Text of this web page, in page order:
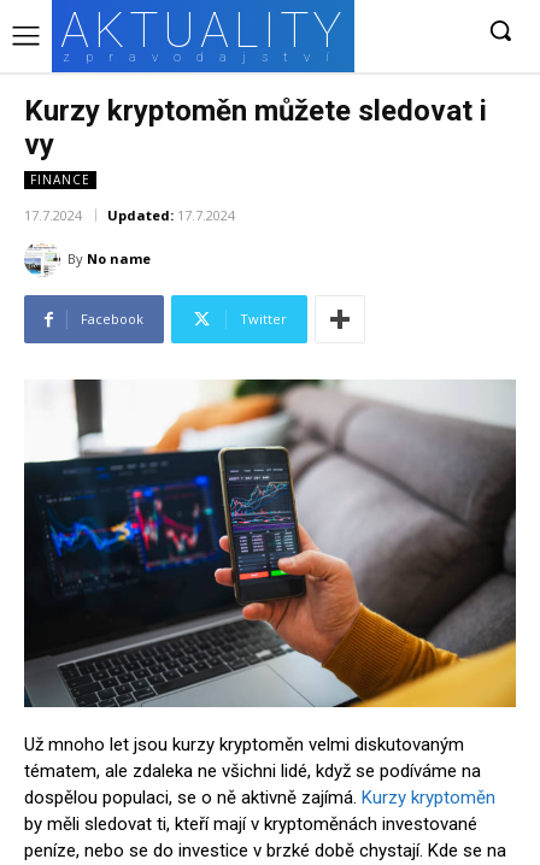
AKTUALITY
zpravodajství
Kurzy kryptoměn můžete sledovat i
vy
FINANCE
17.7.2024 Updated: 17.7.2024
By No name
Facebook Twitter
Už mnoho let jsou kurzy kryptoměn velmi diskutovaným
tématem, ale zdaleka ne všichni lidé, když se podíváme na
dospělou populaci, se o ně aktivně zajímá. Kurzy kryptoměn
by měli sledovat ti, kteří mají v kryptoměnách investované
peníze, nebo se do investice v brzké době chystají. Kde se na